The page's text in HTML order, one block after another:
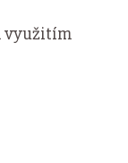
využitím